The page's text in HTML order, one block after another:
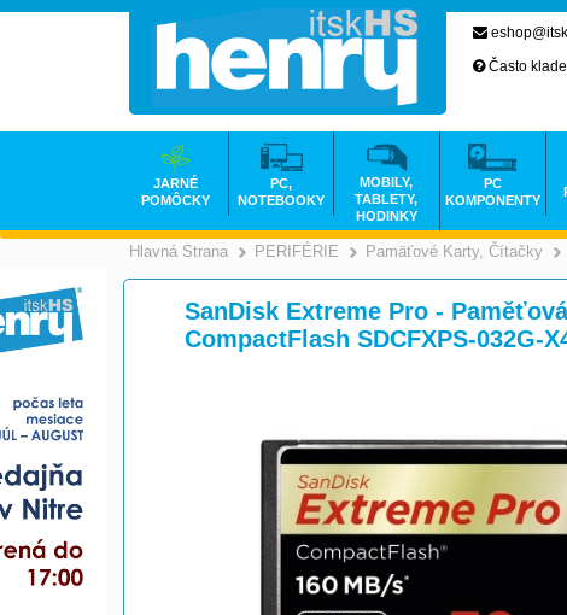
Hlavná Strana >
PERIFÉRIE >
Pamäťové Karty, Čítačky
SanDisk Extreme Pro -
CompactFlash SDCFXPS-032G-
Často
JARNÉ
POMÔCKY
PC,
NOTEBOOKY
MOBILY,
TABLETY,
HODINKY
PC
KOMPONENTY